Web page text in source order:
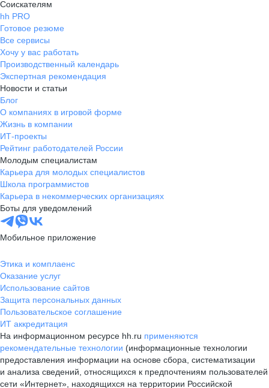
Соискателям
hh PRO
Готовое резюме
Все сервисы
Хочу у вас работать
Производственный календарь
Экспертная рекомендация
Новости и статьи
Блог
О компаниях в игровой форме
Жизнь в компании
ИТ-проекты
Рейтинг работодателей России
Молодым специалистам
Карьера для молодых специалистов
Школа программистов
Карьера в некоммерческих организациях
Боты для уведомлений
Мобильное приложение
Этика и комплаенс
Оказание услуг
Использование сайтов
Защита персональных данных
Пользовательское соглашение
ИТ аккредитация
На информационном ресурсе hh.ru применяются
рекомендательные технологии (информационные технологии
предоставления информации на основе сбора, систематизации
и анализа сведений, относящихся к предпочтениям пользователей
сети «Интернет», находящихся на территории Российской